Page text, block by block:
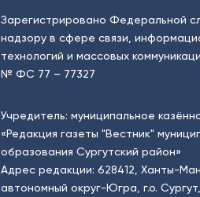
Зарегистрировано Федеральной
надзору в сфере связи,
технологий и массовых
№ ФС 77 – 77327
Учредитель: муниципальное
«Редакция газеты "Вестник"
образования Сургутский район»
Адрес редакции: 628412, Ханты-
автономный округ-Югра, г.о. Сургут,